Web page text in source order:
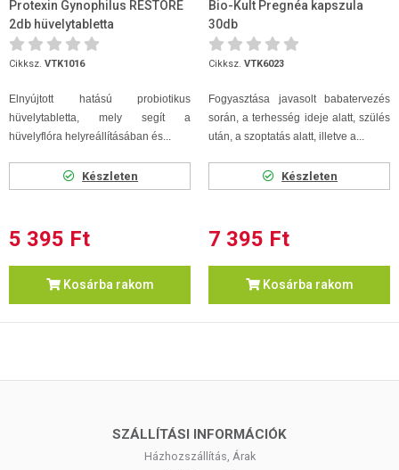
Protexin Gynophilus RESTORE
2db hüvelytabletta
Cikksz. VTK1016
Elnyújtott hatású probiotikus
hüvelytabletta, mely segít a
hüvelyflóra helyreállításában és...
Készleten
5 395 Ft
Kosárba rakom
Bio-Kult Pregnéa kapszula
30db
Cikksz. VTK6023
Fogyasztása javasolt babatervezés
során, a terhesség ideje alatt, szülés
után, a szoptatás alatt, illetve a...
Készleten
7 395 Ft
Kosárba rakom
SZÁLLÍTÁSI INFORMÁCIÓK
Házhozszállítás, Árak